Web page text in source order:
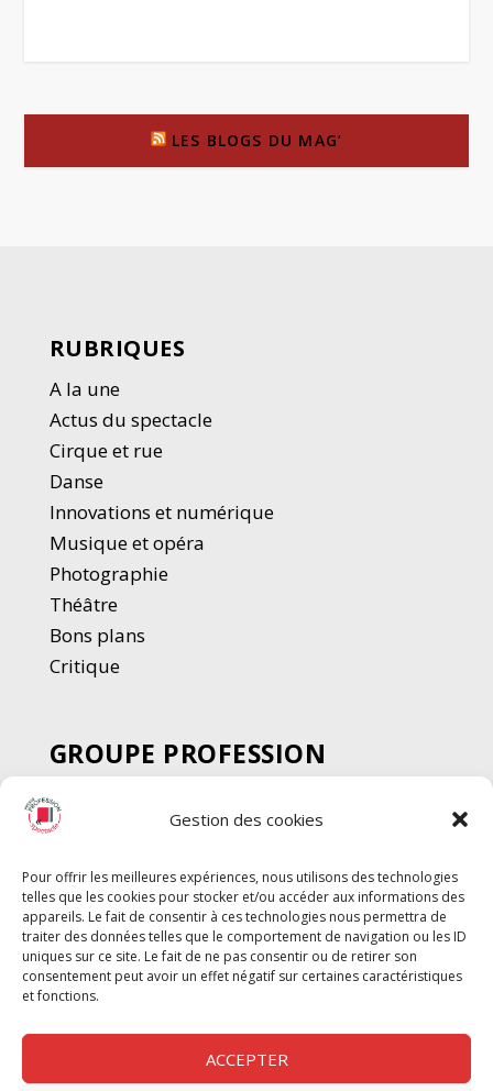
Gestion des cookies
Pour offrir les meilleures expériences, nous utilisons des technologies
telles que les cookies pour stocker et/ou accéder aux informations des
appareils. Le fait de consentir à ces technologies nous permettra de
traiter des données telles que le comportement de navigation ou les ID
uniques sur ce site. Le fait de ne pas consentir ou de retirer son
consentement peut avoir un effet négatif sur certaines caractéristiques
et fonctions.
ACCEPTER
LES BLOGS DU MAG’
RUBRIQUES
A la une
Actus du spectacle
Cirque et rue
Danse
Innovations et numérique
Musique et opéra
Photographie
Théâtre
Bons plans
Critique
GROUPE PROFESSION
SPECTACLE
Chèque Intermittents
Chèque Compta
Chèque Emploi Spectacle
G-Pods
Profession Audio-visuel